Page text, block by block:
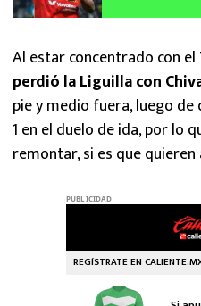
Al estar concentrado con el
perdió la Liguilla con
pie y medio fuera, luego
1 en el duelo de ida, por lo
remontar, si es que